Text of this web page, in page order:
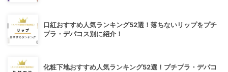
口紅おすすめ人気ランキング52選！落ちないリップをプチ
プラ・デパコス別に紹介！
化粧下地おすすめ人気ランキング52選！プチプラ・デパコ